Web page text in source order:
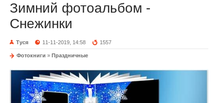
Зимний фотоальбом -
Снежинки
Туся 11-11-2019, 14:58 1557
Фотокниги » Праздничные